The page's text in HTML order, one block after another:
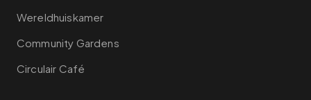
Wereldhuiskamer
Community Gardens
Circulair Café